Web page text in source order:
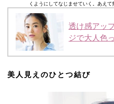
くようにしてなじませていく。あえ
透け感アッ
ジで大人色
美人見えのひとつ結び